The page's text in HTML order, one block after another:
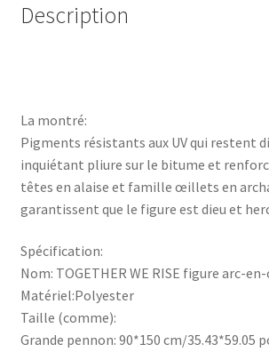
Description
La montré:
Pigments résistants aux UV qui restent
inquiétant pliure sur le bitume et
têtes en alaise et famille œillets en
garantissent que le figure est dieu et
Spécification:
Nom: TOGETHER WE RISE figure arc-
Matériel:Polyester
Taille (comme):
Grande pennon: 90*150 cm/35.43*59.05